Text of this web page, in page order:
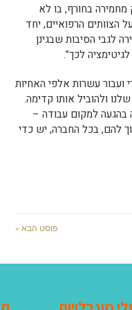
מחמירה בחורף, בו לא
הצוותים הרפואיים, יחד
לגבי הסיבות שבגינן
לכך”.
עשרות אלפי האחיות
ולהוביל אותו קדימה.
בהגעה למקום עבודה –
שבחינוך להם, בכל החברה, יש כדי
פוסט הבא »